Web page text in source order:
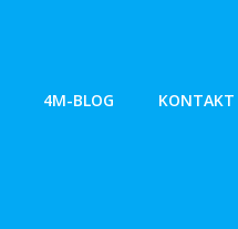
4M-BLOG KONTAKT